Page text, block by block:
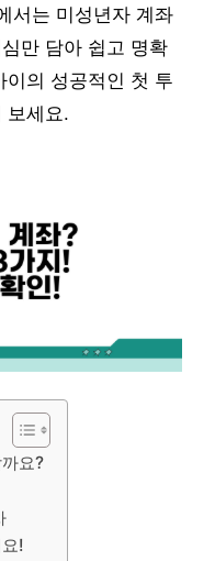
서는 미성년자 계좌
만 담아 쉽고 명확
의 성공적인 첫 투
보세요.
요?
!